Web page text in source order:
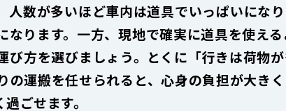
人数が多いほど車内は道具でいっぱいにな
なります。一方、現地で確実に道具を使え
方を選びましょう。とくに「行きは荷物
の運搬を任せられると、心身の負担が大き
ごせます。